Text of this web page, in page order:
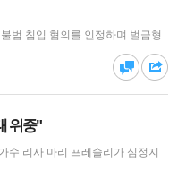
댓글 공유
범 침입 혐의를 인정하며 벌금형
위중"
수 리사 마리 프레슬리가 심정지